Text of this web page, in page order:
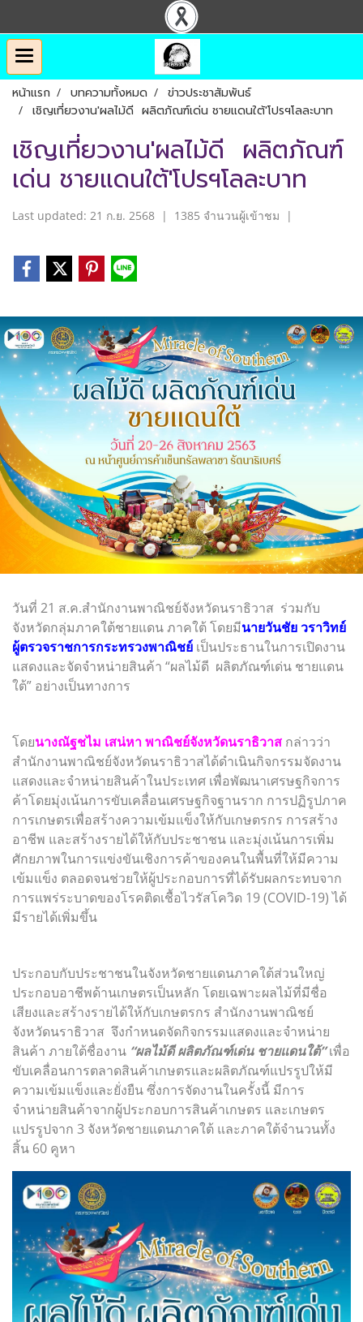
หน้าแรก บทความทั้งหมด
ข่าวประชาสัมพันธ์
เชิญเที่ยวงาน'ผลไม้ดี ผลิตภัณฑ์เด่น ชายแดนใต้'โปรฯโลละบาท
เชิญเที่ยวงาน'ผลไม้ดี ผลิตภัณฑ์
เด่น ชายแดนใต้'โปรฯโลละบาท
Last updated: 21 ก.ย. 2568 | 1385 จำนวนผู้เข้าชม |
วันที่ 21 ส.ค.สำนักงานพาณิชย์จังหวัดนราธิวาส ร่วมกับ
จังหวัดกลุ่มภาคใต้ชายแดน ภาคใต้ โดยมีนายวันชัย วราวิทย์
ผู้ตรวจราชการกระทรวงพาณิชย์ เป็นประธานในการเปิดงาน
แสดงและจัดจำหน่ายสินค้า “ผลไม้ดี ผลิตภัณฑ์เด่น ชายแดน
ใต้” อย่างเป็นทางการ
โดยนางณัฐชไม เสน่หา พาณิชย์จังหวัดนราธิวาส กล่าวว่า
สำนักงานพาณิชย์จังหวัดนราธิวาสได้ดำเนินกิจกรรมจัดงาน
แสดงและจำหน่ายสินค้าในประเทศ เพื่อพัฒนาเศรษฐกิจการ
ค้าโดยมุ่งเน้นการขับเคลื่อนเศรษฐกิจฐานราก การปฏิรูปภาค
การเกษตรเพื่อสร้างความเข้มแข็งให้กับเกษตรกร การสร้าง
อาชีพ และสร้างรายได้ให้กับประชาชน และมุ่งเน้นการเพิ่ม
ศักยภาพในการแข่งขันเชิงการค้าของคนในพื้นที่ให้มีความ
เข้มแข็ง ตลอดจนช่วยให้ผู้ประกอบการที่ได้รับผลกระทบจาก
การแพร่ระบาดของโรคติดเชื้อไวรัสโควิด 19 (COVID-19) ได้
มีรายได้เพิ่มขึ้น
ประกอบกับประชาชนในจังหวัดชายแดนภาคใต้ส่วนใหญ่
ประกอบอาชีพด้านเกษตรเป็นหลัก โดยเฉพาะผลไม้ที่มีชื่อ
เสียงและสร้างรายได้ให้กับเกษตรกร สำนักงานพาณิชย์
จังหวัดนราธิวาส จึงกำหนดจัดกิจกรรมแสดงและจำหน่าย
สินค้า ภายใต้ชื่องาน “ผลไม้ดี ผลิตภัณฑ์เด่น ชายแดนใต้”เพื่อ
ขับเคลื่อนการตลาดสินค้าเกษตรและผลิตภัณฑ์แปรรูปให้มี
ความเข้มแข็งและยั่งยืน ซึ่งการจัดงานในครั้งนี้ มีการ
จำหน่ายสินค้าจากผู้ประกอบการสินค้าเกษตร และเกษตร
แปรรูปจาก 3 จังหวัดชายแดนภาคใต้ และภาคใต้จำนวนทั้ง
สิ้น 60 คูหา